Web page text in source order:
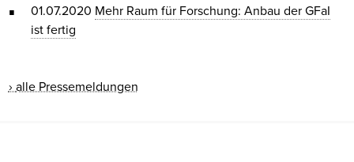
01.07.2020 Mehr Raum für Forschung: Anbau der GFaI
ist fertig
alle Pressemeldungen